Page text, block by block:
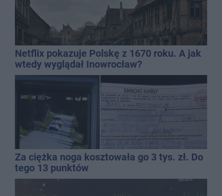
Netflix pokazuje Polskę z 1670 roku. A jak
wtedy wyglądał Inowrocław?
Za ciężka noga kosztowała go 3 tys. zł. Do
tego 13 punktów